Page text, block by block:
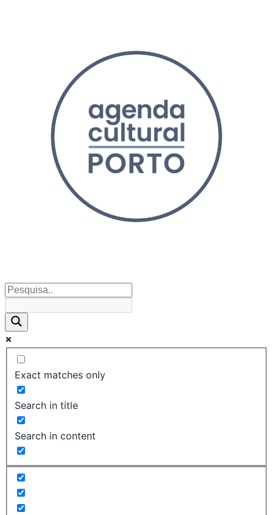
Exact matches only
Search in title
Search in content